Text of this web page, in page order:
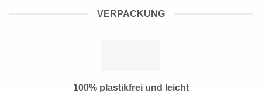
VERPACKUNG
100% plastikfrei und leicht